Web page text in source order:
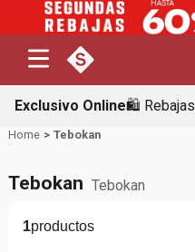
Exclusivo Online🛍️ Rebajas
Tebokan
Tebokan Tebokan
1